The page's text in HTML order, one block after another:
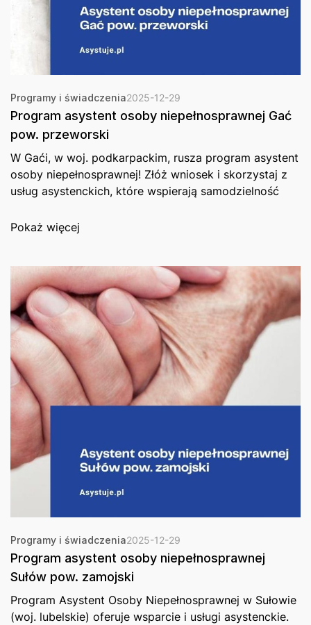
Programy i świadczenia2025-12-29
Program asystent osoby niepełnosprawnej Gać
pow. przeworski
W Gaći, w woj. podkarpackim, rusza program asystent
osoby niepełnosprawnej! Złóż wniosek i skorzystaj z
usług asystenckich, które wspierają samodzielność
Pokaż więcej
Programy i świadczenia2025-12-29
Program asystent osoby niepełnosprawnej
Sułów pow. zamojski
Program Asystent Osoby Niepełnosprawnej w Sułowie
(woj. lubelskie) oferuje wsparcie i usługi asystenckie.